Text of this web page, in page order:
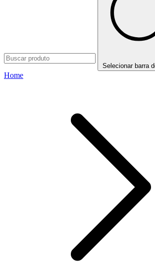
Selecionar barra
Home